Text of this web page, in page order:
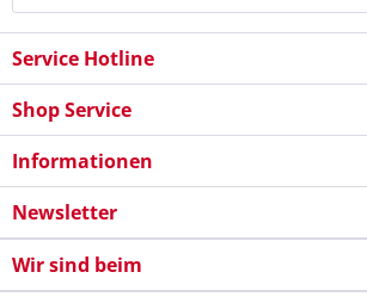
Service Hotline
Shop Service
Informationen
Newsletter
Wir sind beim